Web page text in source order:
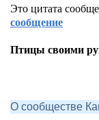
Это цитата
сообщение
Птицы своими
О сообществе